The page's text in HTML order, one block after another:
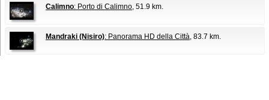
Calimno: Porto di Calimno, 51.9 km.
Mandraki (Nisiro): Panorama HD della Città, 83.7 km.